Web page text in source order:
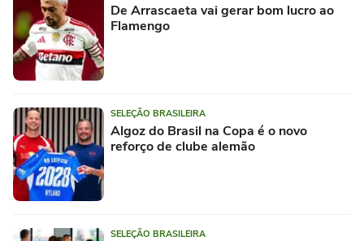
De Arrascaeta vai gerar bom lucro ao
Flamengo
SELEÇÃO BRASILEIRA
Algoz do Brasil na Copa é o novo
reforço de clube alemão
SELEÇÃO BRASILEIRA